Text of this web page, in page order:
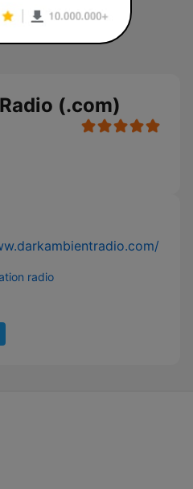
(.com)
radio